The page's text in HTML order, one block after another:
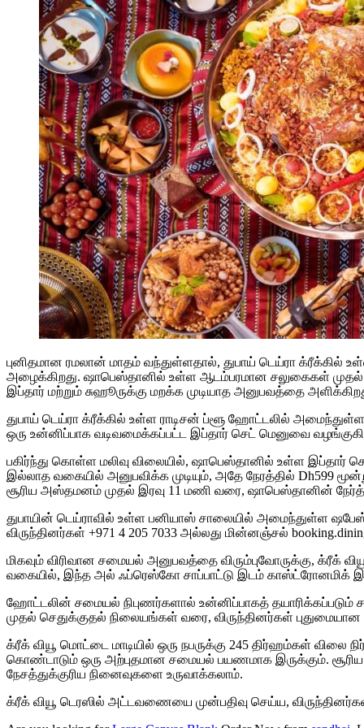
புனிதமான ரமலான் மாதம் வந்துள்ளதால், துபாய் டெய்ரா க்ரீக்கில்
அழைக்கிறது. ஷாபெஸ்தானில் உள்ள ஆடம்பரமான சலுகைகள் முதல்
இப்தார் மற்றும் சுஹூருக்கு மறக்க முடியாத அனுபவத்தை
துபாய் டெய்ரா க்ரீக்கில் உள்ள ராடிசன் ப்ளூ ஹோட்டலில்
ஒரு உன்னிப்பாக வடிவமைக்கப்பட்ட இப்தார் செட் மெனுவை
பகிர்ந்து கொள்ள மலிவு விலையில், ஷாபெஸ்தானில் உள்ள இப்தார்
இல்லாத வகையில் அனுபவிக்க முடியும், அதே நேரத்தில் Dh599
சூரிய அஸ்தமனம் முதல் இரவு 11 மணி வரை, ஷாபெஸ்தானின்
துபாயின் டெய்ராவில் உள்ள பனியாஸ் சாலையில் அமைந்துள்ள
விருந்தினர்கள் +971 4 205 7033 அல்லது மின்னஞ்சல்
மிகவும் விரிவான சமையல் அனுபவத்தை விரும்புவோருக்கு, க்ரீக்
வகையில், இந்த அல் ஃப்ரெஸ்கோ சாப்பாட்டு இடம் காஸ்ட்ரோனமிக்
ஹோட்டலின் சமையல் நிபுணர்களால் உன்னிப்பாகத் தயாரிக்கப்படும்
முதல் செதுக்குதல் நிலையங்கள் வரை, விருந்தினர்கள்
க்ரீக் வியூ மொட்டை மாடியில் ஒரு நபருக்கு 245 திர்ஹம்கள்
கொண்டாடும் ஒரு அற்புதமான சமையல் பயணமாக இருக்கும்.
நேசத்துக்குரிய நினைவுகளை உருவாக்கலாம்.
க்ரீக் வியூ டெரஸில் அட்டவணையை முன்பதிவு செய்ய,